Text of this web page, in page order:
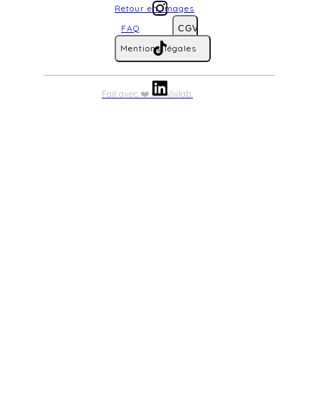
Fait avec ❤️ sur Vivlab.
CGV
Retour en images
FAQ
Mentions légales